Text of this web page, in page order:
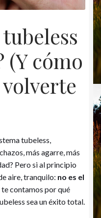
(Y cómo
tubeless,
más agarre, más
Pero si al principio
aire, tranquilo: no es el
contamos por qué
sea un éxito total.